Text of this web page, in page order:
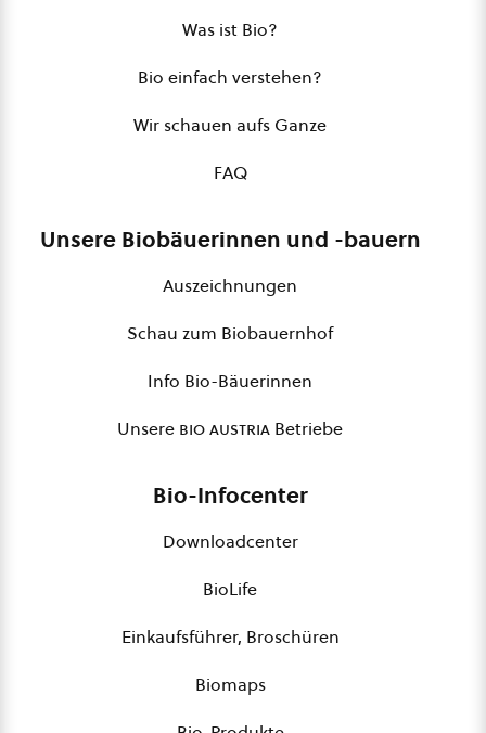
Was ist Bio?
Bio einfach verstehen?
Wir schauen aufs Ganze
FAQ
Unsere Biobäuerinnen und -bauern
Auszeichnungen
Schau zum Biobauernhof
Info Bio-Bäuerinnen
Unsere bio austria Betriebe
Bio-Infocenter
Downloadcenter
BioLife
Einkaufsführer, Broschüren
Biomaps